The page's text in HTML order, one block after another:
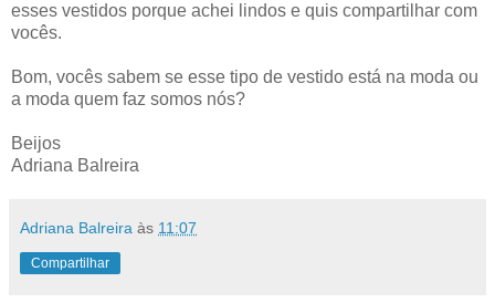
esses vestidos porque achei lindos e quis compartilhar com
vocês.
Bom, vocês sabem se esse tipo de vestido está na moda ou
a moda quem faz somos nós?
Beijos
Adriana Balreira
Adriana Balreira às 11:07
Compartilhar